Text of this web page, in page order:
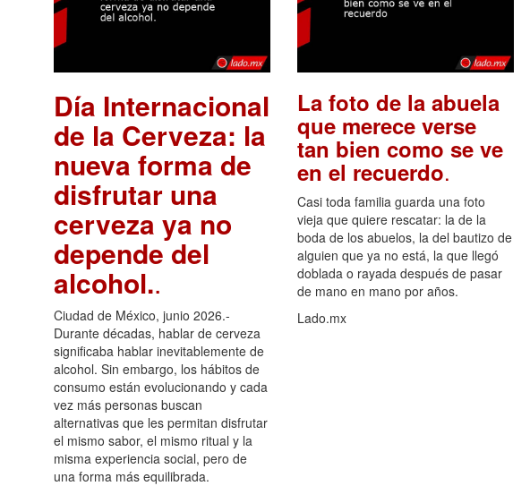
Día Internacional
de la Cerveza: la
nueva forma de
disfrutar una
cerveza ya no
depende del
alcohol..
Ciudad de México, junio 2026.-
Durante décadas, hablar de cerveza
significaba hablar inevitablemente de
alcohol. Sin embargo, los hábitos de
consumo están evolucionando y cada
vez más personas buscan
alternativas que les permitan disfrutar
el mismo sabor, el mismo ritual y la
misma experiencia social, pero de
una forma más equilibrada.
La foto de la abuela
que merece verse
tan bien como se ve
en el recuerdo.
Casi toda familia guarda una foto
vieja que quiere rescatar: la de la
boda de los abuelos, la del bautizo de
alguien que ya no está, la que llegó
doblada o rayada después de pasar
de mano en mano por años.
Lado.mx